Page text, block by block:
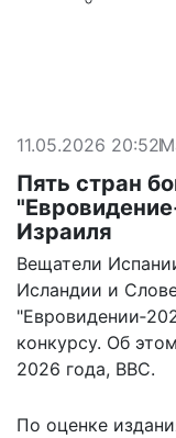
11.05.2026 20:52
Пять стран
Израиля
Вещатели
Исландии и
конкурсу. Об
2026 года, BBC.
По оценке